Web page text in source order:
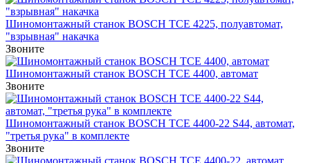
Шиномонтажный станок BOSCH TCE 4225, полуавтомат,
"взрывная" накачка
Звоните
Шиномонтажный станок BOSCH TCE 4400, автомат
Звоните
Шиномонтажный станок BOSCH TCE 4400-22 S44, автомат,
"третья рука" в комплекте
Звоните